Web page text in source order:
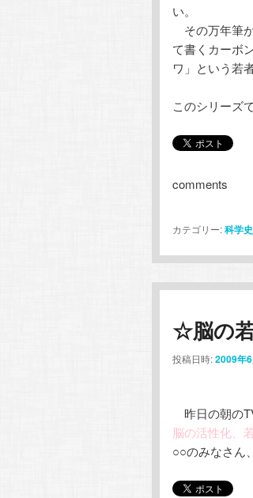
い。
その万年筆
て書くカーボ
ワ」という若
このシリーズ
comments
カテゴリー:科学史
☆脳の
投稿日時:2009年
昨日の朝の
脳の活性化、
○○のみなさん